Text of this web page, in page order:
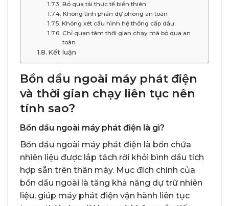
Bỏ qua tải thực tế biến thiên
Không tính phần dự phòng an toàn
Không xét cấu hình hệ thống cấp dầu
Chỉ quan tâm thời gian chạy mà bỏ qua an
toàn
Kết luận
Bồn dầu ngoài máy phát điện
và thời gian chạy liên tục nên
tính sao?
Bồn dầu ngoài máy phát điện là gì?
Bồn dầu ngoài máy phát điện là bồn chứa
nhiên liệu được lắp tách rời khỏi bình dầu tích
hợp sẵn trên thân máy. Mục đích chính của
bồn dầu ngoài là tăng khả năng dự trữ nhiên
liệu, giúp máy phát điện vận hành liên tục